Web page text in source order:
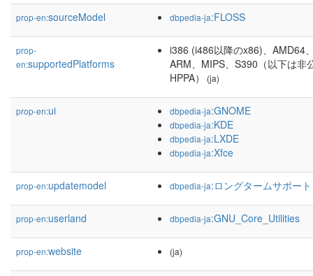
prop-en:sourceModel dbpedia-ja:FLOSS
prop-
en:supportedPlatforms
i386 (i486以降のx86)、AMD64
ARM、MIPS、S390（以下は非
HPPA）
(ja)
prop-en:ui dbpedia-ja:GNOME
dbpedia-ja:KDE
dbpedia-ja:LXDE
dbpedia-ja:Xfce
prop-en:updatemodel dbpedia-ja:ロングタームサポート
prop-en:userland dbpedia-ja:GNU_Core_Utilities
prop-en:website (ja)